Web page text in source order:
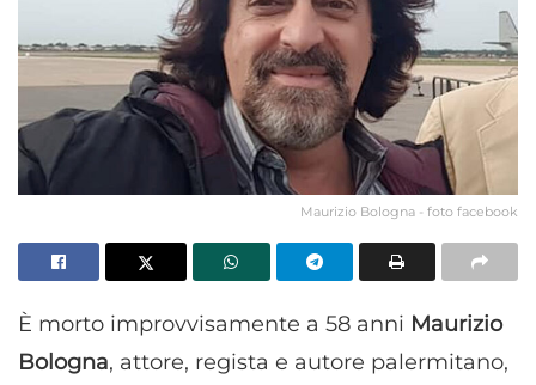
Maurizio Bologna - foto facebook
È morto improvvisamente a 58 anni Maurizio
Bologna, attore, regista e autore palermitano,